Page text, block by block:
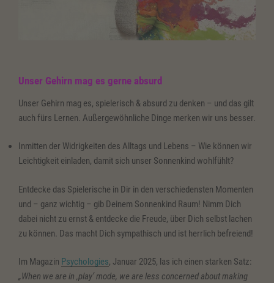
Unser Gehirn mag es gerne absurd
Unser Gehirn mag es, spielerisch & absurd zu denken – und das gilt
auch fürs Lernen. Außergewöhnliche Dinge merken wir uns besser.
Inmitten der Widrigkeiten des Alltags und Lebens – Wie können wir
Leichtigkeit einladen, damit sich unser Sonnenkind wohlfühlt?
Entdecke das Spielerische in Dir in den verschiedensten Momenten
und – ganz wichtig – gib Deinem Sonnenkind Raum! Nimm Dich
dabei nicht zu ernst & entdecke die Freude, über Dich selbst lachen
zu können. Das macht Dich sympathisch und ist herrlich befreiend!
Im Magazin Psychologies, Januar 2025, las ich einen starken Satz:
„When we are in ‚play‘ mode, we are less concerned about making